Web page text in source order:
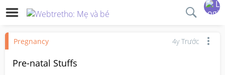
Pregnancy 4y Trước
Pre-natal Stuffs